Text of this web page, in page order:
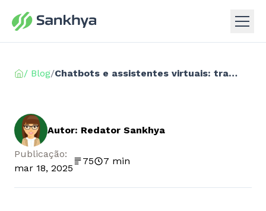
/ Blog/ Chatbots e assistentes virtuais: transformando a experiência do cliente
Autor: Redator Sankhya
Publicação:
mar 18, 2025
75 7 min